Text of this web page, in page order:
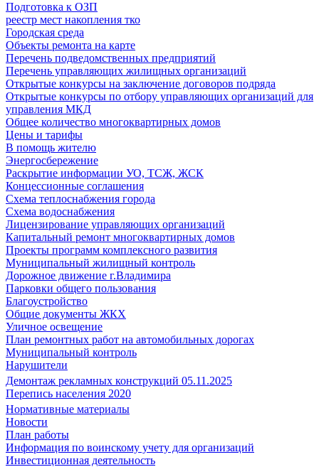
Подготовка к ОЗП
реестр мест накопления тко
Городская среда
Объекты ремонта на карте
Перечень подведомственных предприятий
Перечень управляющих жилищных организаций
Открытые конкурсы на заключение договоров подряда
Открытые конкурсы по отбору управляющих организаций для
управления МКД
Общее количество многоквартирных домов
Цены и тарифы
В помощь жителю
Энергосбережение
Раскрытие информации УО, ТСЖ, ЖСК
Концессионные соглашения
Схема теплоснабжения города
Схема водоснабжения
Лицензирование управляющих организаций
Капитальный ремонт многоквартирных домов
Проекты программ комплексного развития
Муниципальный жилищный контроль
Дорожное движение г.Владимира
Парковки общего пользования
Благоустройство
Общие документы ЖКХ
Уличное освещение
План ремонтных работ на автомобильных дорогах
Муниципальный контроль
Нарушители
Демонтаж рекламных конструкций 05.11.2025
Перепись населения 2020
Нормативные материалы
Новости
План работы
Информация по воинскому учету для организаций
Инвестиционная деятельность